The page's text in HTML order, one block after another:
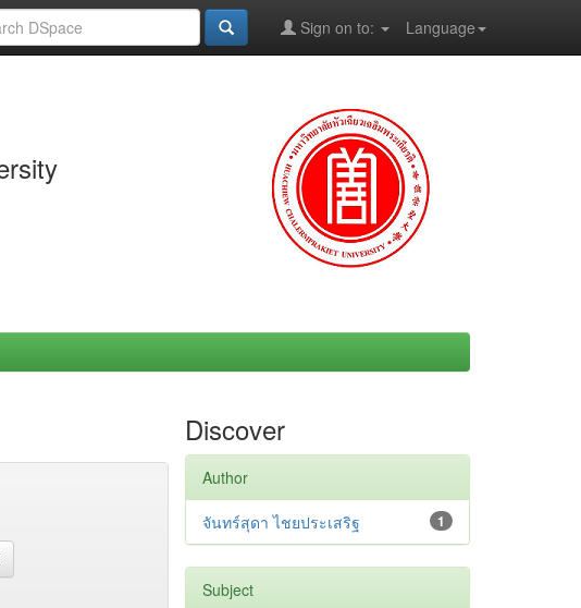
Language
Sign on to:
Discover
Author
1
จันทร์สุดา ไชยประเสริฐ
Subject